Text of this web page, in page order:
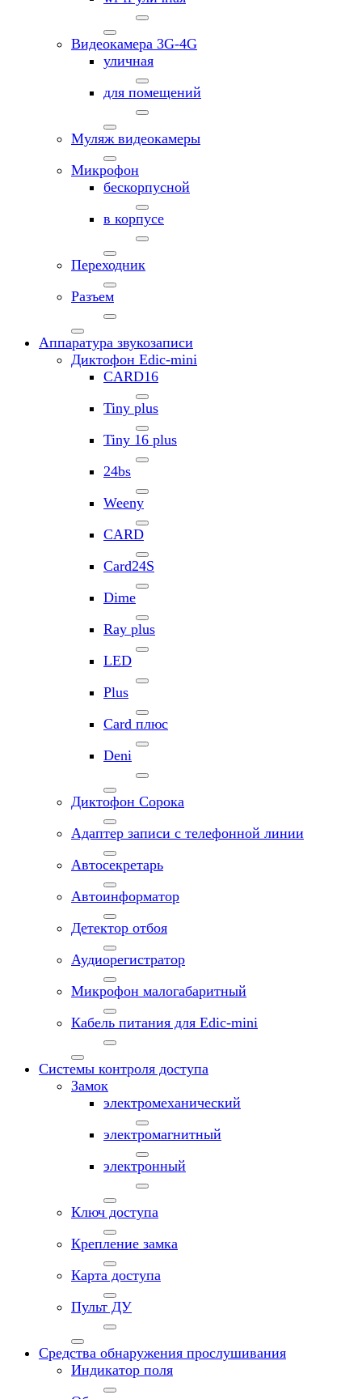
Видеокамера 3G-4G
уличная
для помещений
Муляж видеокамеры
Микрофон
бескорпусной
в корпусе
Переходник
Разъем
Аппаратура звукозаписи
Диктофон Edic-mini
CARD16
Tiny plus
Tiny 16 plus
24bs
Weeny
CARD
Card24S
Dime
Ray plus
LED
Plus
Card плюс
Deni
Диктофон Сорока
Адаптер записи с телефонной линии
Автосекретарь
Автоинформатор
Детектор отбоя
Аудиорегистратор
Микрофон малогабаритный
Кабель питания для Edic-mini
Системы контроля доступа
Замок
электромеханический
электромагнитный
электронный
Ключ доступа
Крепление замка
Карта доступа
Пульт ДУ
Средства обнаружения прослушивания
Индикатор поля